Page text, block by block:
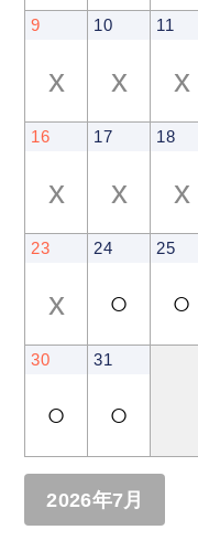
9
x
10
x
11
x
16
x
17
x
18
x
23
x
24
○
25
○
30
○
31
○
2026年7月